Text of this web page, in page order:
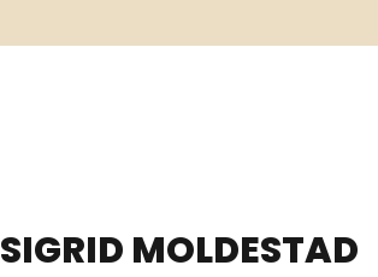
SIGRID MOLDESTAD